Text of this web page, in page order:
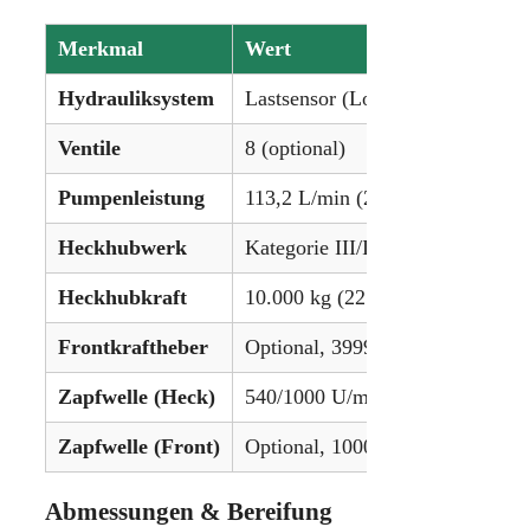
Merkmal Wert
Hydrauliksystem Lastsensor (Load Sensing)
Ventile 8 (optional)
Pumpenleistung 113,2 L/min (29,9 gpm)
Heckhubwerk Kategorie III/II
Heckhubkraft 10.000 kg (22.046 lbs)
Frontkraftheber Optional, 3999 kg (8818 lbs)
Zapfwelle (Heck) 540/1000 U/min (optional:
Zapfwelle (Front) Optional, 1000 U/min oder 540/
Abmessungen & Bereifung